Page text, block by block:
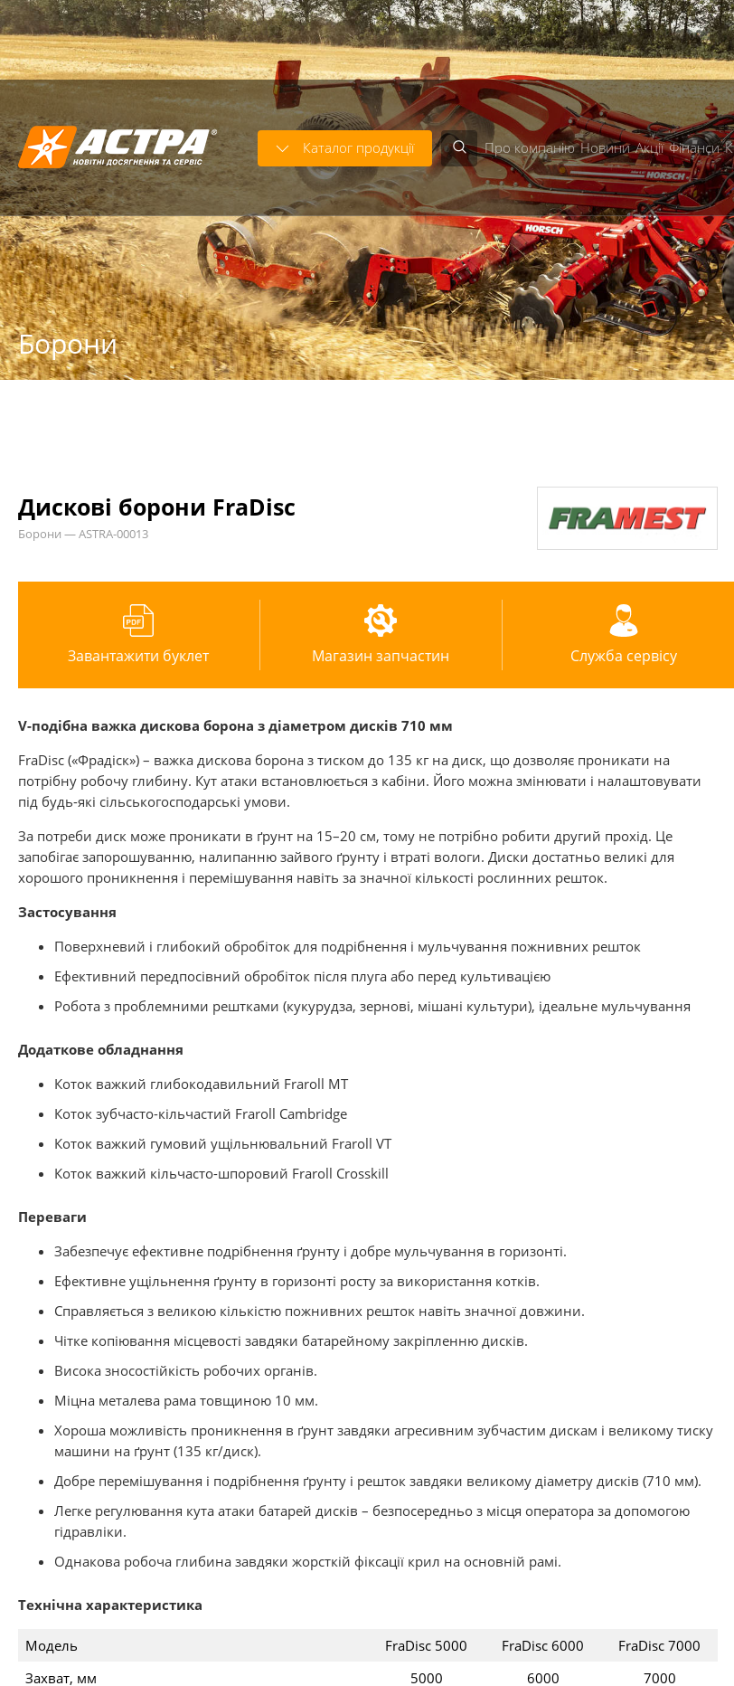
Warning: strcasecmp() expects parameter 2 to be string, object given in/home/astra/public_html/
Warning: trim() expects parameter 1 to be string, array given in/home/astra/public_html/includes/
Каталог продукції Про компанію Новини Акції Фінанси
Борони
Дискові борони FraDisc
Борони — ASTRA-00013
Завантажити буклет Магазин запчастин Служба сервісу
V-подібна важка дискова борона з діаметром дисків 710 мм
FraDisc («Фрадіск») – важка дискова борона з тиском до 135 кг на диск, що дозволяє проникати на
потрібну робочу глибину. Кут атаки встановлюється з кабіни. Його можна змінювати і налаштовувати
під будь-які сільськогосподарські умови.
За потреби диск може проникати в ґрунт на 15–20 см, тому не потрібно робити другий прохід. Це
запобігає запорошуванню, налипанню зайвого ґрунту і втраті вологи. Диски достатньо великі для
хорошого проникнення і перемішування навіть за значної кількості рослинних решток.
Застосування
Поверхневий і глибокий обробіток для подрібнення і мульчування пожнивних решток
Ефективний передпосівний обробіток після плуга або перед культивацією
Робота з проблемними рештками (кукурудза, зернові, мішані культури), ідеальне мульчування
Додаткове обладнання
Коток важкий глибокодавильний Fraroll MT
Коток зубчасто-кільчастий Fraroll Cambridge
Коток важкий гумовий ущільнювальний Fraroll VT
Коток важкий кільчасто-шпоровий Fraroll Crosskill
Переваги
Забезпечує ефективне подрібнення ґрунту і добре мульчування в горизонті.
Ефективне ущільнення ґрунту в горизонті росту за використання котків.
Справляється з великою кількістю пожнивних решток навіть значної довжини.
Чітке копіювання місцевості завдяки батарейному закріпленню дисків.
Висока зносостійкість робочих органів.
Міцна металева рама товщиною 10 мм.
Хороша можливість проникнення в ґрунт завдяки агресивним зубчастим дискам і великому тиску
машини на ґрунт (135 кг/диск).
Добре перемішування і подрібнення ґрунту і решток завдяки великому діаметру дисків (710 мм).
Легке регулювання кута атаки батарей дисків – безпосередньо з місця оператора за допомогою
гідравліки.
Однакова робоча глибина завдяки жорсткій фіксації крил на основній рамі.
Технічна характеристика
Модель FraDisc 5000 FraDisc 6000
FraDisc 7000
Захват, мм
5000 6000
7000